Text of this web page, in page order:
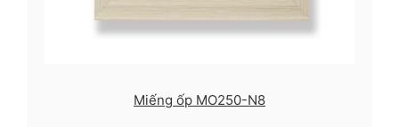
Miếng ốp MO250-N8